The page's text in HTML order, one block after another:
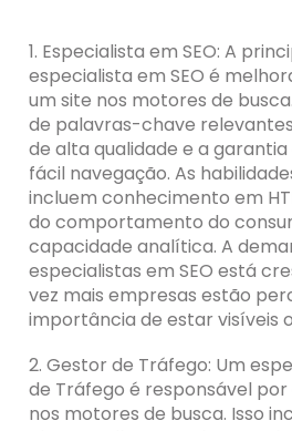
1. Especialista em SEO: A
especialista em SEO é
um site nos motores de
de palavras-chave
de alta qualidade e a garantia
fácil navegação. As
incluem conhecimento em
do comportamento do
capacidade analítica. A
especialistas em SEO está
vez mais empresas estão
importância de estar visíveis
2. Gestor de Tráfego: Um
de Tráfego é responsável
nos motores de busca. Isso